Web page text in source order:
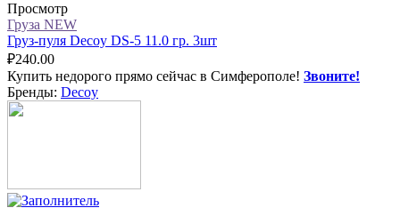
Просмотр
Груза NEW
Груз-пуля Decoy DS-5 11.0 гр. 3шт
₽240.00
Купить недорого прямо сейчас в Симферополе! Звоните!
Бренды: Decoy